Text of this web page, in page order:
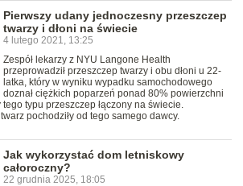
Pierwszy udany jednoczesny przeszczep
twarzy i dłoni na świecie
4 lutego 2021, 13:25
Zespół lekarzy z NYU Langone Health
przeprowadził przeszczep twarzy i obu dłoni u 22-
latka, który w wyniku wypadku samochodowego
doznał ciężkich poparzeń ponad 80% powierzchni
typu przeszczep łączony na świecie.
pochodziły od tego samego dawcy.
Jak wykorzystać dom letniskowy
całoroczny?
22 grudnia 2025, 18:05